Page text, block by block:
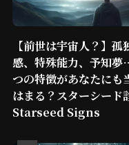
【前世は宇宙人？】孤
感、特殊能力、予知
つの特徴があなたにも
はまる？スターシード
Starseed Signs